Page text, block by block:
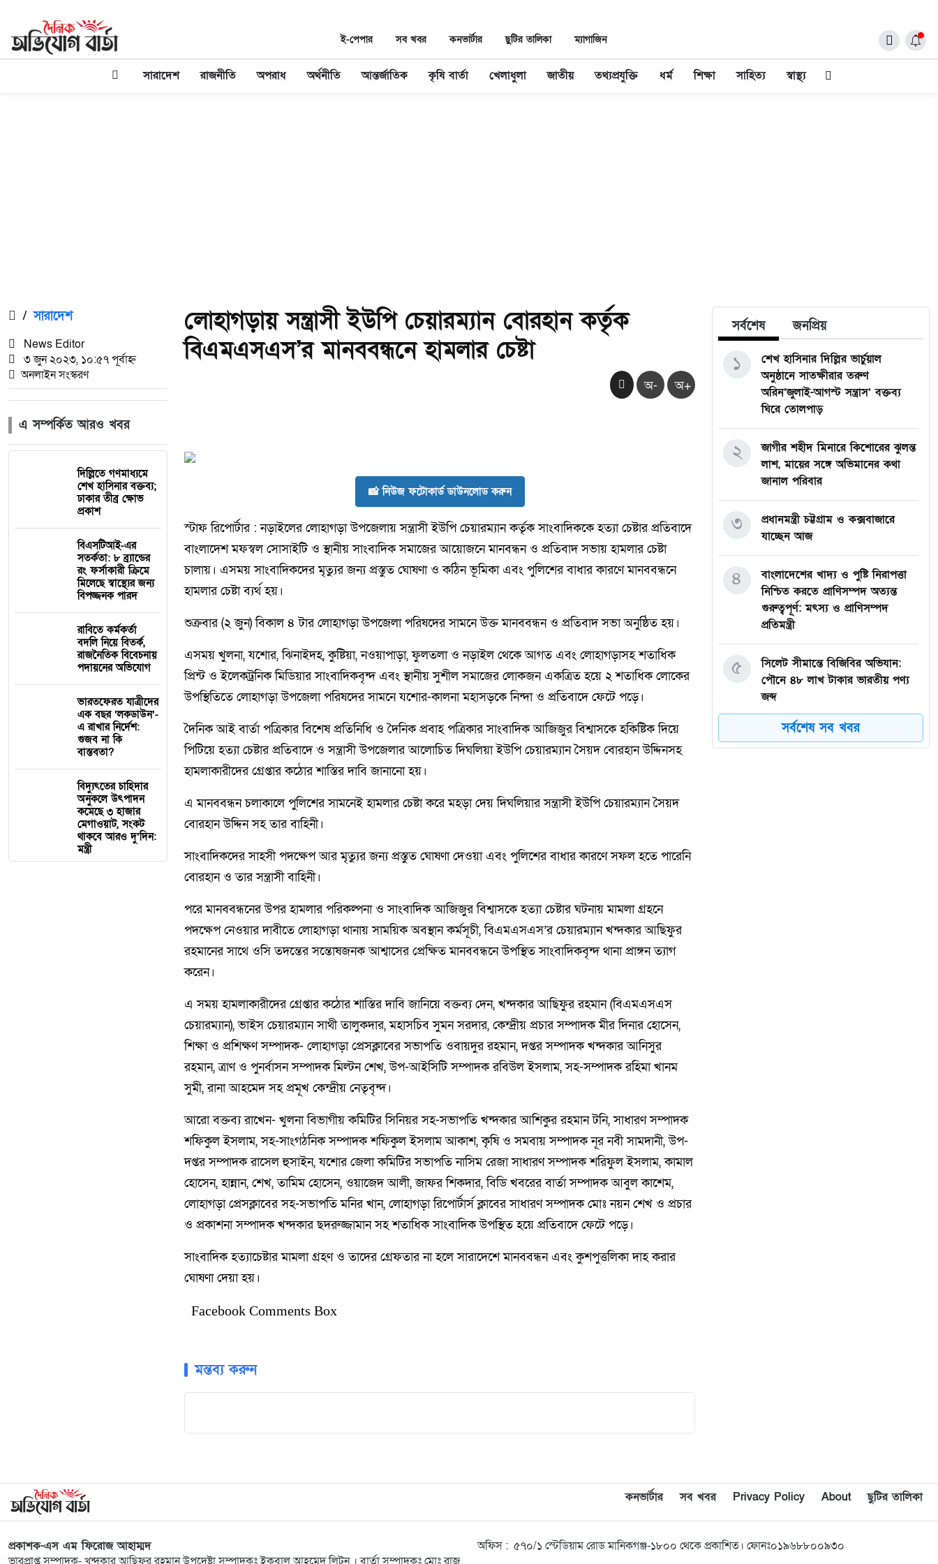
ই-পেপার সব খবর কনভার্টার ছুটির তালিকা ম্যাগাজিন
সারাদেশ রাজনীতি অপরাধ অর্থনীতি আন্তর্জাতিক কৃষি বার্তা খেলাধুলা জাতীয় তথ্যপ্রযুক্তি ধর্ম শিক্ষা সাহিত্য স্বাস্থ্য
/ সারাদেশ
News Editor
৩ জুন ২০২৩, ১০:৫৭ পূর্বাহ্ন
অনলাইন সংস্করণ
এ সম্পর্কিত আরও খবর
দিল্লিতে গণমাধ্যমে
শেখ হাসিনার বক্তব্য;
ঢাকার তীব্র ক্ষোভ
প্রকাশ
বিএসটিআই-এর
সতর্কতা: ৮ ব্র্যান্ডের
রং ফর্সাকারী ক্রিমে
মিলেছে স্বাস্থ্যের জন্য
বিপজ্জনক পারদ
রাবিতে কর্মকর্তা
বদলি নিয়ে বিতর্ক,
রাজনৈতিক বিবেচনায়
পদায়নের অভিযোগ
ভারতফেরত যাত্রীদের
এক বছর ‘লকডাউন’-
এ রাখার নির্দেশ:
গুজব না কি
বাস্তবতা?
বিদ্যুৎতের চাহিদার
অনুকলে উৎপাদন
কমেছে ৩ হাজার
মেগাওয়াট, সংকট
থাকবে আরও দু’দিন:
মন্ত্রী
লোহাগড়ায় সন্ত্রাসী ইউপি চেয়ারম্যান বোরহান কর্তৃক
বিএমএসএস’র মানববন্ধনে হামলার চেষ্টা
অ- অ+
📸 নিউজ ফটোকার্ড ডাউনলোড করুন
স্টাফ রিপোর্টার : নড়াইলের লোহাগড়া উপজেলায় সন্ত্রাসী ইউপি চেয়ারম্যান কর্তৃক সাংবাদিককে হত্যা চেষ্টার প্রতিবাদে
বাংলাদেশ মফস্বল সোসাইটি ও স্থানীয় সাংবাদিক সমাজের আয়োজনে মানবন্ধন ও প্রতিবাদ সভায় হামলার চেষ্টা
চালায়। এসময় সাংবাদিকদের মৃত্যুর জন্য প্রস্তুত ঘোষণা ও কঠিন ভূমিকা এবং পুলিশের বাধার কারণে মানববন্ধনে
হামলার চেষ্টা ব্যর্থ হয়।
শুক্রবার (২ জুন) বিকাল ৪ টার লোহাগড়া উপজেলা পরিষদের সামনে উক্ত মানববন্ধন ও প্রতিবাদ সভা অনুষ্ঠিত হয়।
এসময় খুলনা, যশোর, ঝিনাইদহ, কুষ্টিয়া, নওয়াপাড়া, ফুলতলা ও নড়াইল থেকে আগত এবং লোহাগড়াসহ শতাধিক
প্রিন্ট ও ইলেকট্রনিক মিডিয়ার সাংবাদিকবৃন্দ এবং স্থানীয় সুশীল সমাজের লোকজন একত্রিত হয়ে ২ শতাধিক লোকের
উপস্থিতিতে লোহাগড়া উপজেলা পরিষদের সামনে যশোর-কালনা মহাসড়কে নিন্দা ও প্রতিবাদে ফেটে পড়ে।
দৈনিক আই বার্তা পত্রিকার বিশেষ প্রতিনিধি ও দৈনিক প্রবাহ পত্রিকার সাংবাদিক আজিজুর বিশ্বাসকে হকিষ্টিক দিয়ে
পিটিয়ে হত্যা চেষ্টার প্রতিবাদে ও সন্ত্রাসী উপজেলার আলোচিত দিঘলিয়া ইউপি চেয়ারম্যান সৈয়দ বোরহান উদ্দিনসহ
হামলাকারীদের গ্রেপ্তার কঠোর শাস্তির দাবি জানানো হয়।
এ মানববন্ধন চলাকালে পুলিশের সামনেই হামলার চেষ্টা করে মহড়া দেয় দিঘলিয়ার সন্ত্রাসী ইউপি চেয়ারম্যান সৈয়দ
বোরহান উদ্দিন সহ তার বাহিনী।
সাংবাদিকদের সাহসী পদক্ষেপ আর মৃত্যুর জন্য প্রস্তুত ঘোষণা দেওয়া এবং পুলিশের বাধার কারণে সফল হতে পারেনি
বোরহান ও তার সন্ত্রাসী বাহিনী।
পরে মানববন্ধনের উপর হামলার পরিকল্পনা ও সাংবাদিক আজিজুর বিশ্বাসকে হত্যা চেষ্টার ঘটনায় মামলা গ্রহনে
পদক্ষেপ নেওয়ার দাবীতে লোহাগড়া থানায় সাময়িক অবস্থান কর্মসূচী, বিএমএসএস’র চেয়ারম্যান খন্দকার আছিফুর
রহমানের সাথে ওসি তদন্তের সন্তোষজনক আশ্বাসের প্রেক্ষিত মানববন্ধনে উপস্থিত সাংবাদিকবৃন্দ থানা প্রাঙ্গন ত্যাগ
করেন।
এ সময় হামলাকারীদের গ্রেপ্তার কঠোর শাস্তির দাবি জানিয়ে বক্তব্য দেন, খন্দকার আছিফুর রহমান (বিএমএসএস
চেয়ারম্যান), ভাইস চেয়ারম্যান সাথী তালুকদার, মহাসচিব সুমন সরদার, কেন্দ্রীয় প্রচার সম্পাদক মীর দিনার হোসেন,
শিক্ষা ও প্রশিক্ষণ সম্পাদক- লোহাগড়া প্রেসক্লাবের সভাপতি ওবায়দুর রহমান, দপ্তর সম্পাদক খন্দকার আনিসুর
রহমান, ত্রাণ ও পুনর্বাসন সম্পাদক মিল্টন শেখ, উপ-আইসিটি সম্পাদক রবিউল ইসলাম, সহ-সম্পাদক রহিমা খানম
সুমী, রানা আহমেদ সহ প্রমূখ কেন্দ্রীয় নেতৃবৃন্দ।
আরো বক্তব্য রাখেন- খুলনা বিভাগীয় কমিটির সিনিয়র সহ-সভাপতি খন্দকার আশিকুর রহমান টনি, সাধারণ সম্পাদক
শফিকুল ইসলাম, সহ-সাংগঠনিক সম্পাদক শফিকুল ইসলাম আকাশ, কৃষি ও সমবায় সম্পাদক নূর নবী সামদানী, উপ-
দপ্তর সম্পাদক রাসেল হুসাইন, যশোর জেলা কমিটির সভাপতি নাসিম রেজা সাধারণ সম্পাদক শরিফুল ইসলাম, কামাল
হোসেন, হান্নান, শেখ, তামিম হোসেন, ওয়াজেদ আলী, জাফর শিকদার, বিডি খবরের বার্তা সম্পাদক আবুল কাশেম,
লোহাগড়া প্রেসক্লাবের সহ-সভাপতি মনির খান, লোহাগড়া রিপোর্টার্স ক্লাবের সাধারণ সম্পাদক মোঃ নয়ন শেখ ও প্রচার
ও প্রকাশনা সম্পাদক খন্দকার ছদরুজ্জামান সহ শতাধিক সাংবাদিক উপস্থিত হয়ে প্রতিবাদে ফেটে পড়ে।
সাংবাদিক হত্যাচেষ্টার মামলা গ্রহণ ও তাদের গ্রেফতার না হলে সারাদেশে মানববন্ধন এবং কুশপুত্তলিকা দাহ করার
ঘোষণা দেয়া হয়।
Facebook Comments Box
মন্তব্য করুন
সর্বশেষ জনপ্রিয়
শেখ হাসিনার দিল্লির ভার্চুয়াল
অনুষ্ঠানে সাতক্ষীরার তরুণ
অরিন‘জুলাই-আগস্ট সন্ত্রাস’ বক্তব্য
ঘিরে তোলপাড়
১
জাগীর শহীদ মিনারে কিশোরের ঝুলন্ত
লাশ, মায়ের সঙ্গে অভিমানের কথা
জানাল পরিবার
২
প্রধানমন্ত্রী চট্টগ্রাম ও কক্সবাজারে
যাচ্ছেন আজ
৩
বাংলাদেশের খাদ্য ও পুষ্টি নিরাপত্তা
নিশ্চিত করতে প্রাণিসম্পদ অত্যন্ত
গুরুত্বপূর্ণ: মৎস্য ও প্রাণিসম্পদ
প্রতিমন্ত্রী
৪
সিলেট সীমান্তে বিজিবির অভিযান:
পৌনে ৪৮ লাখ টাকার ভারতীয় পণ্য
জব্দ
৫
খেলাধুলাই পারে যুবসমাজকে মাদক
ও সামাজিক অবক্ষয় থেকে রক্ষা
৬
অনৈতিক কর্মকাণ্ডের অভিযোগে
‘দৈনিক অভিযোগ বার্তা’র স্টাফ
রিপোর্টার শামীম আহমদকে বহিষ্কার
সর্বশেষ সব খবর
কনভার্টার সব খবর Privacy Policy About ছুটির তালিকা
প্রকাশক-এস এম ফিরোজ আহাম্মদ
অফিস : ৫৭০/১ স্টেডিয়াম রোড মানিকগঞ্জ-১৮০০ থেকে প্রকাশিত। ফোনঃ০১৯৬৮৮০০৯৩০